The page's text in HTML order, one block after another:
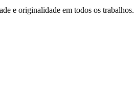
e originalidade em todos os trabalhos.